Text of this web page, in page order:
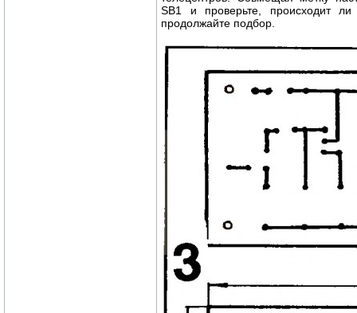
SB1 и проверьте, происходит
продолжайте подбор.